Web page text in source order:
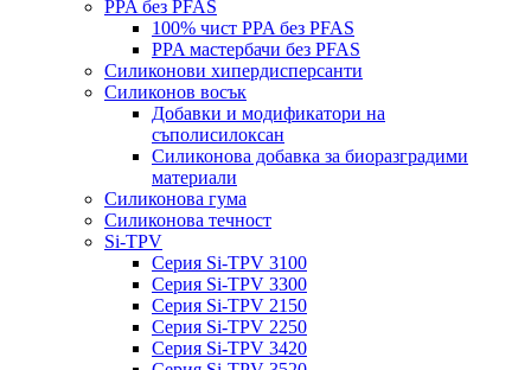
PPA без PFAS
100% чист PPA без PFAS
PPA мастербачи без PFAS
Силиконови хипердисперсанти
Силиконов восък
Добавки и модификатори на
съполисилоксан
Силиконова добавка за биоразградими
материали
Силиконова гума
Силиконова течност
Si-TPV
Серия Si-TPV 3100
Серия Si-TPV 3300
Серия Si-TPV 2150
Серия Si-TPV 2250
Серия Si-TPV 3420